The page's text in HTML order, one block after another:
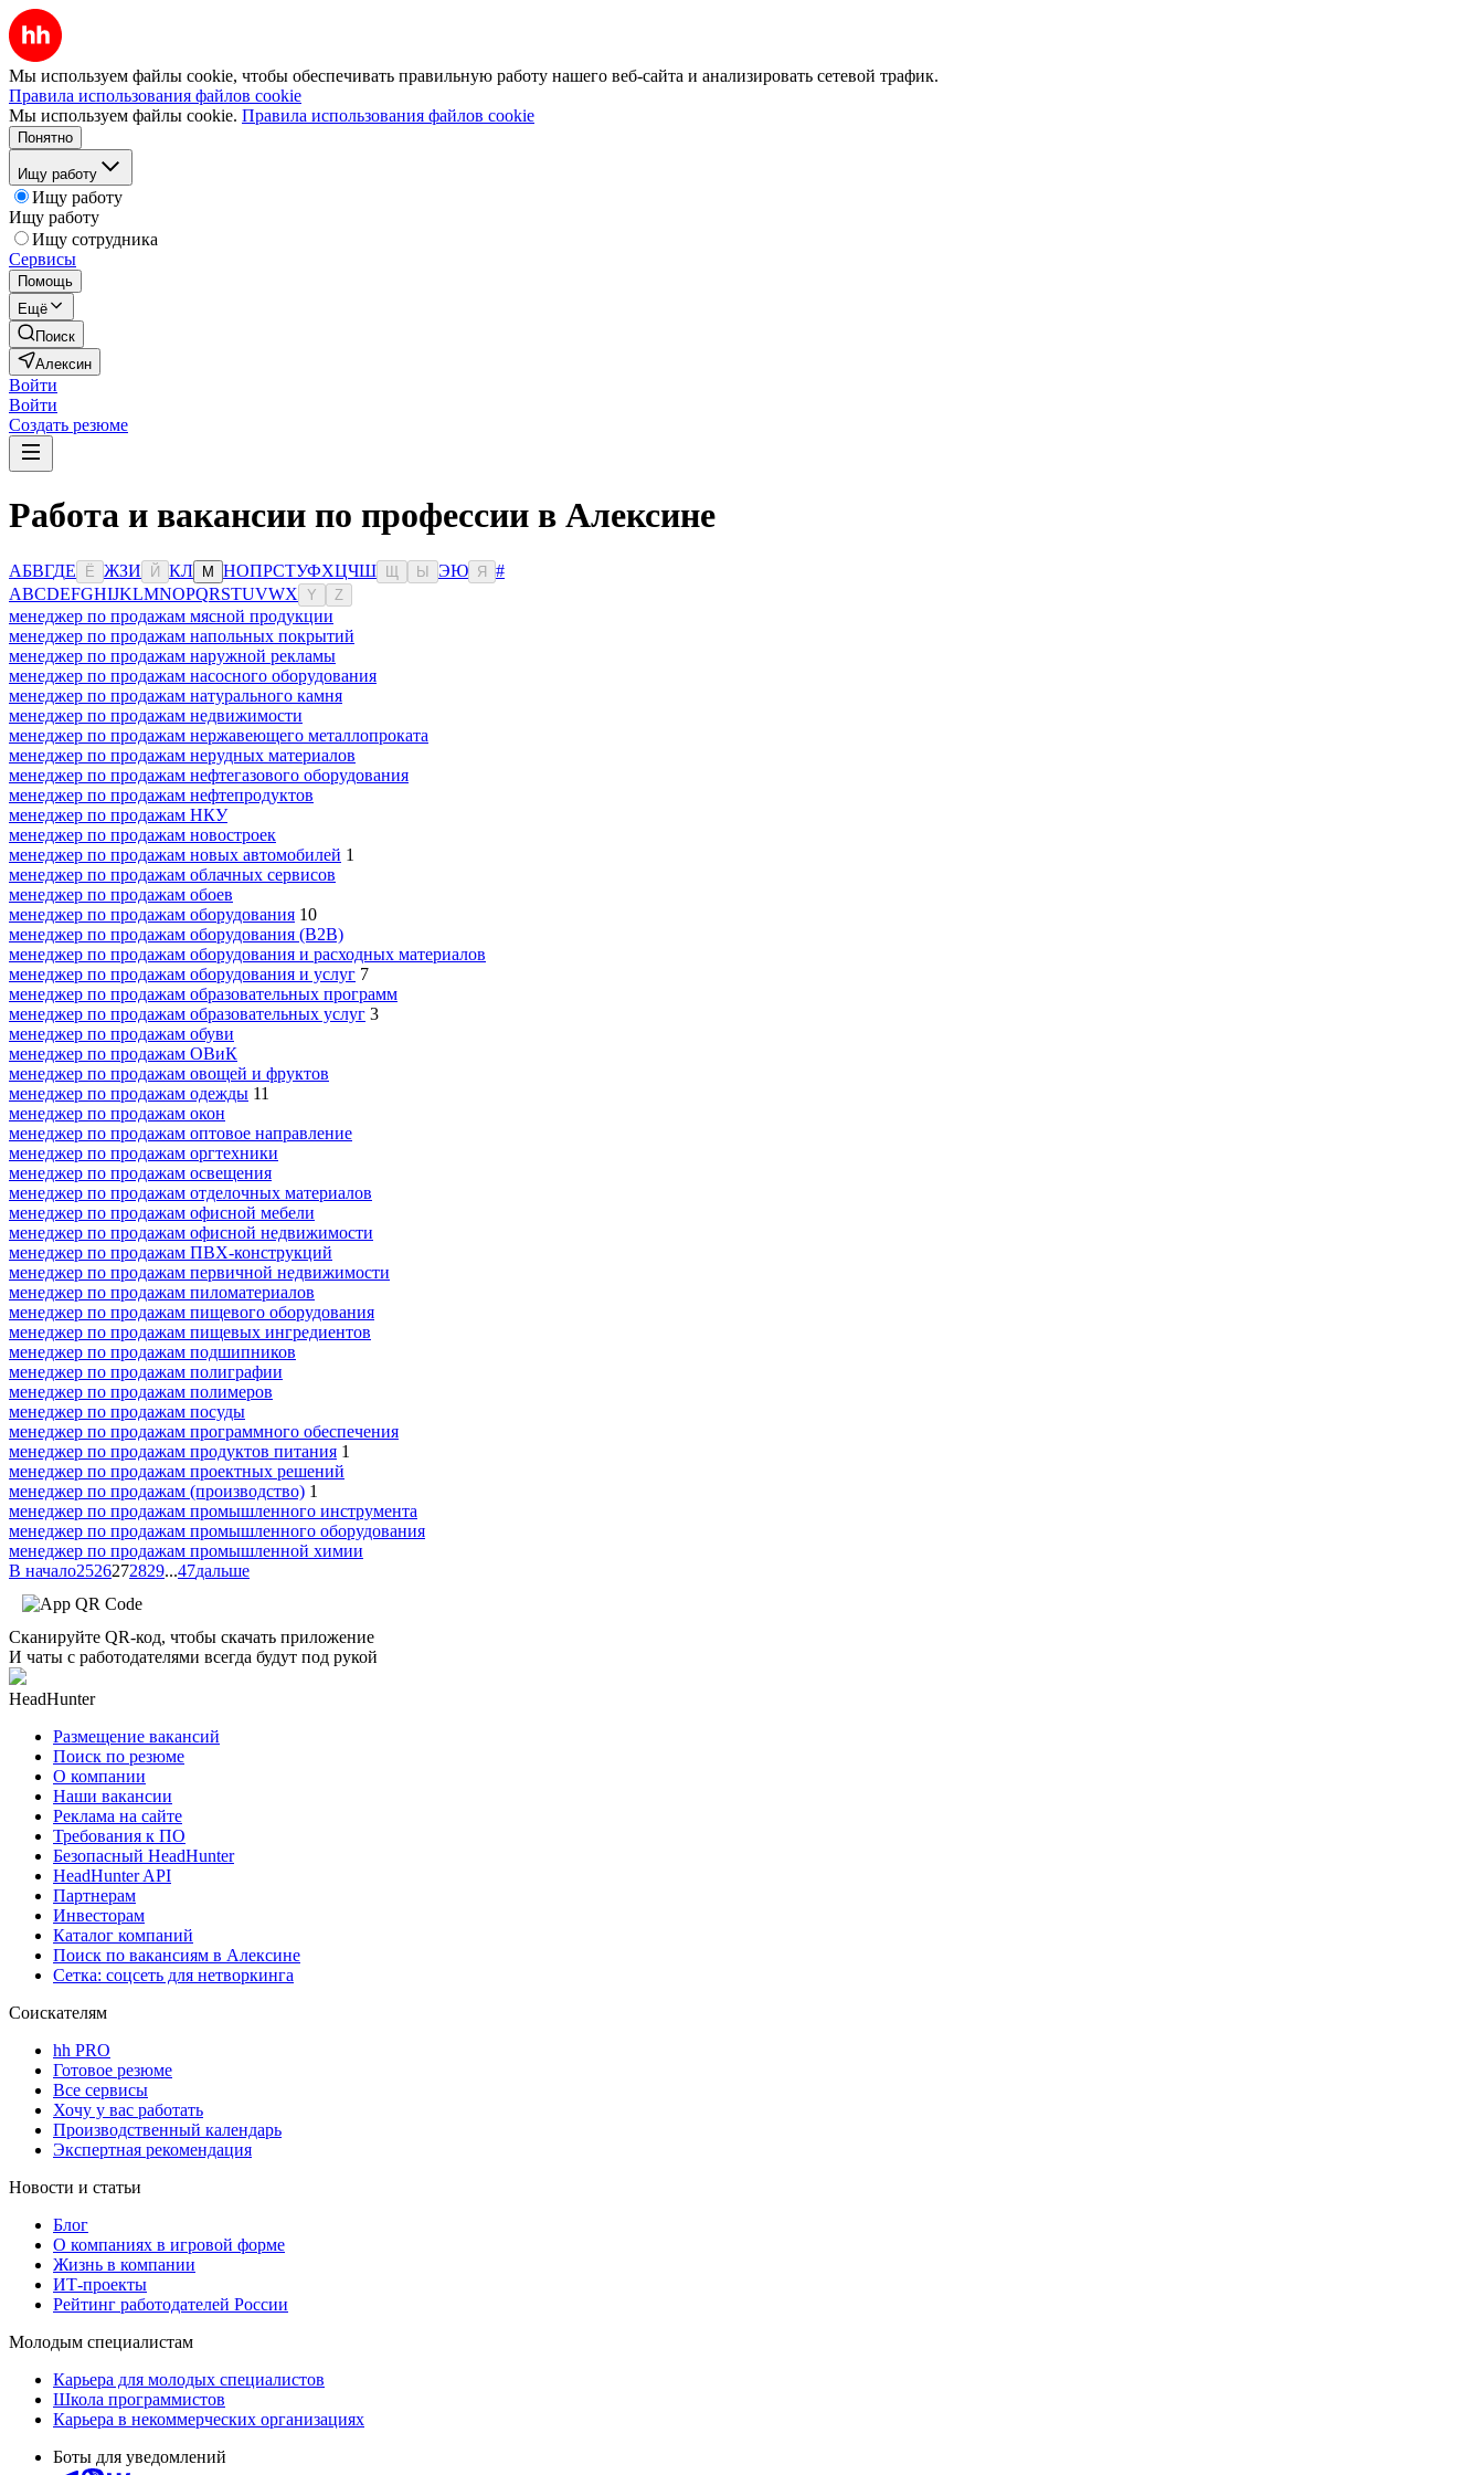
Мы используем файлы cookie, чтобы обеспечивать правильную работу нашего веб-сайта и анализировать сетевой трафик.
Правила использования файлов cookie
Мы используем файлы cookie. Правила использования файлов cookie
Понятно
Ищу работу
Ищу работу
Ищу работу
Ищу сотрудника
Сервисы
Помощь
Ещё
Поиск
Алексин
Войти
Войти
Создать резюме
Работа и вакансии по профессии в Алексине
АБВГДЕ Ё ЖЗИ Й КЛ М НОПРСТУФХЦЧШ Ы ЭЮ Я
#
ABCDEFGHIJKLMNOPQRSTUVWX Y Z
менеджер по продажам мясной продукции
менеджер по продажам напольных покрытий
менеджер по продажам наружной рекламы
менеджер по продажам насосного оборудования
менеджер по продажам натурального камня
менеджер по продажам недвижимости
менеджер по продажам нержавеющего металлопроката
менеджер по продажам нерудных материалов
менеджер по продажам нефтегазового оборудования
менеджер по продажам нефтепродуктов
менеджер по продажам НКУ
менеджер по продажам новостроек
менеджер по продажам новых автомобилей 1
менеджер по продажам облачных сервисов
менеджер по продажам обоев
менеджер по продажам оборудования 10
менеджер по продажам оборудования (B2B)
менеджер по продажам оборудования и расходных материалов
менеджер по продажам оборудования и услуг 7
менеджер по продажам образовательных программ
менеджер по продажам образовательных услуг 3
менеджер по продажам обуви
менеджер по продажам ОВиК
менеджер по продажам овощей и фруктов
менеджер по продажам одежды 11
менеджер по продажам окон
менеджер по продажам оптовое направление
менеджер по продажам оргтехники
менеджер по продажам освещения
менеджер по продажам отделочных материалов
менеджер по продажам офисной мебели
менеджер по продажам офисной недвижимости
менеджер по продажам ПВХ-конструкций
менеджер по продажам первичной недвижимости
менеджер по продажам пиломатериалов
менеджер по продажам пищевого оборудования
менеджер по продажам пищевых ингредиентов
менеджер по продажам подшипников
менеджер по продажам полиграфии
менеджер по продажам полимеров
менеджер по продажам посуды
менеджер по продажам программного обеспечения
менеджер по продажам продуктов питания 1
менеджер по продажам проектных решений
менеджер по продажам (производство) 1
менеджер по продажам промышленного инструмента
менеджер по продажам промышленного оборудования
менеджер по продажам промышленной химии
В начало2526272829...47дальше
Сканируйте QR-код, чтобы скачать приложение
И чаты с работодателями всегда будут под рукой
HeadHunter
Размещение вакансий
Поиск по резюме
О компании
Наши вакансии
Реклама на сайте
Требования к ПО
Безопасный HeadHunter
HeadHunter API
Партнерам
Инвесторам
Каталог компаний
Поиск по вакансиям в Алексине
Сетка: соцсеть для нетворкинга
Соискателям
hh PRO
Готовое резюме
Все сервисы
Хочу у вас работать
Производственный календарь
Экспертная рекомендация
Новости и статьи
Блог
О компаниях в игровой форме
Жизнь в компании
ИТ-проекты
Рейтинг работодателей России
Молодым специалистам
Карьера для молодых специалистов
Школа программистов
Карьера в некоммерческих организациях
Боты для уведомлений